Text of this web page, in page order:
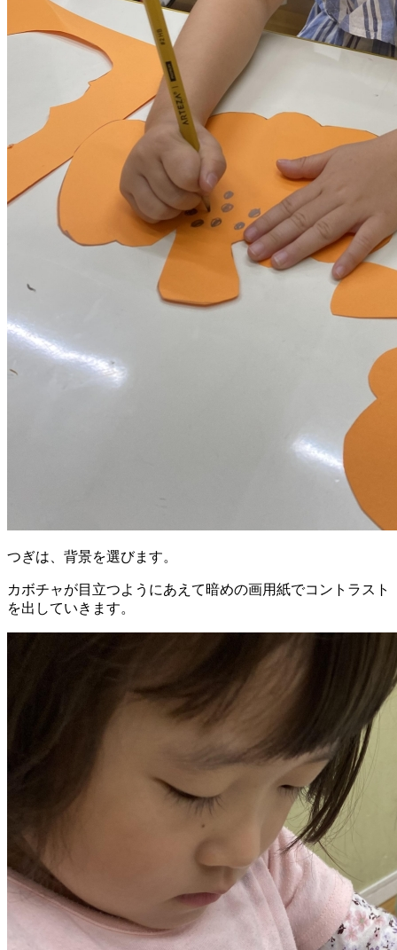
つぎは、背景を選びます。
カボチャが目立つようにあえて暗めの画用紙でコントラスト
を出していきます。